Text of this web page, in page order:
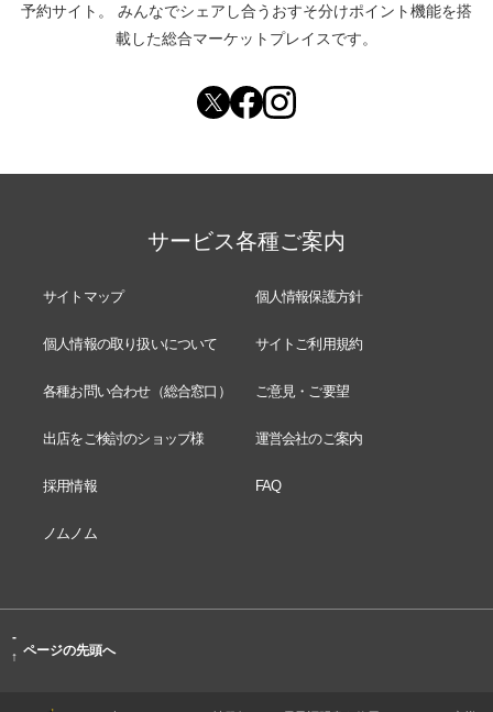
予約サイト。
みんなでシェアし合う おすそ分けポイント機能を搭
載した総合マーケットプレイスです。
サービス各種ご案内
サイトマップ 個人情報保護方針
個人情報の取り扱いについて サイトご利用規約
各種お問い合わせ（総合窓口） ご意見・ご要望
出店をご検討のショップ様 運営会社のご案内
採用情報 FAQ
ノムノム
-
↑ ページの先頭へ